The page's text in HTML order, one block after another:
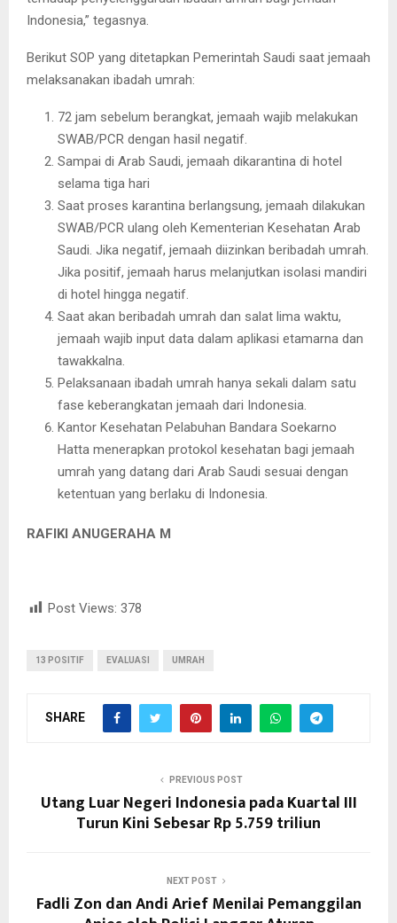
Indonesia,” tegasnya.
Berikut SOP yang ditetapkan Pemerintah Saudi saat jemaah
melaksanakan ibadah umrah:
72 jam sebelum berangkat, jemaah wajib melakukan
SWAB/PCR dengan hasil negatif.
Sampai di Arab Saudi, jemaah dikarantina di hotel
selama tiga hari
Saat proses karantina berlangsung, jemaah dilakukan
SWAB/PCR ulang oleh Kementerian Kesehatan Arab
Saudi. Jika negatif, jemaah diizinkan beribadah umrah.
Jika positif, jemaah harus melanjutkan isolasi mandiri
di hotel hingga negatif.
Saat akan beribadah umrah dan salat lima waktu,
jemaah wajib input data dalam aplikasi etamarna dan
tawakkalna.
Pelaksanaan ibadah umrah hanya sekali dalam satu
fase keberangkatan jemaah dari Indonesia.
Kantor Kesehatan Pelabuhan Bandara Soekarno
Hatta menerapkan protokol kesehatan bagi jemaah
umrah yang datang dari Arab Saudi sesuai dengan
ketentuan yang berlaku di Indonesia.
RAFIKI ANUGERAHA M
Post Views: 378
13 POSITIF EVALUASI UMRAH
SHARE
PREVIOUS POST
Utang Luar Negeri Indonesia pada Kuartal III
Turun Kini Sebesar Rp 5.759 triliun
NEXT POST
Fadli Zon dan Andi Arief Menilai Pemanggilan